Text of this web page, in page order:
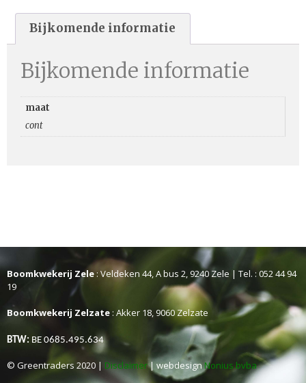
Bijkomende informatie
Bijkomende informatie
maat
cont
Boomkwekerij Zele: Veldeken 44, A bus 2, 9240 Zele | Tel. : 052 44 94
19
Boomkwekerij Zelzate : Akker 18, 9060 Zelzate
BTW: BE 0685.495.634
© Greentraders 2020 | Disclaimer| webdesignNonius bvba